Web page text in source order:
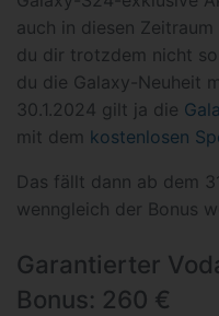
auch in diesen
du dir trotzdem nicht
du die Galaxy-Neuheit
30.1.2024 gilt ja die
mit dem kostenlosen
Das fällt dann ab dem
wenngleich der Bonus
Garantierter
Bonus: 260 €